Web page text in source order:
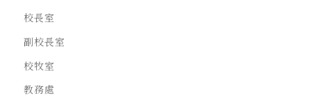
校長室
副校長室
校牧室
教務處